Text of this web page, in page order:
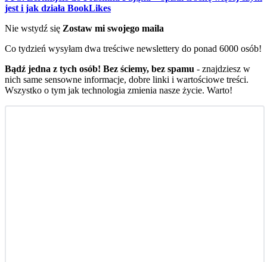
jest i jak działa BookLikes
Nie wstydź się Zostaw mi swojego maila
Co tydzień wysyłam dwa treściwe newslettery do ponad 6000 osób!
Bądź jedna z tych osób! Bez ściemy, bez spamu - znajdziesz w
nich same sensowne informacje, dobre linki i wartościowe treści.
Wszystko o tym jak technologia zmienia nasze życie. Warto!